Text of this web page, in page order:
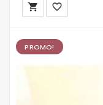
local_grocery_store favorite_border
PROMO!